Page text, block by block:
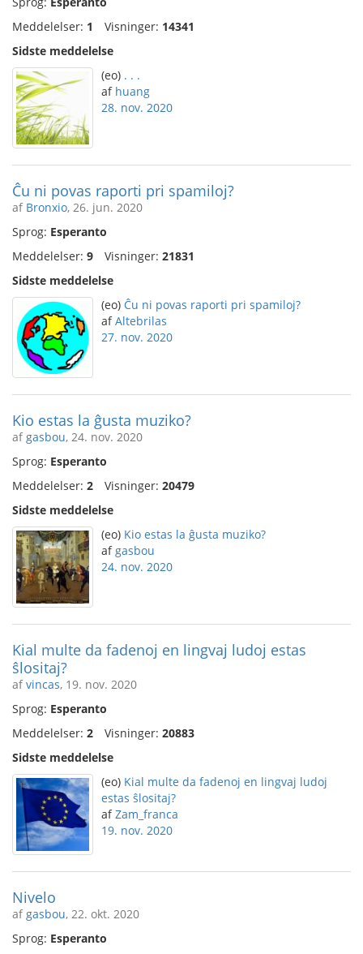
Meddelelser: 1 Visninger: 14341
Sidste meddelelse
(eo) . . .
af huang
28. nov. 2020
Ĉu ni povas raporti pri spamiloj?
af Bronxio, 26. jun. 2020
Sprog: Esperanto
Meddelelser: 9 Visninger: 21831
Sidste meddelelse
(eo) Ĉu ni povas raporti pri spamiloj?
afAltebrilas
27. nov. 2020
Kio estas la ĝusta muziko?
afgasbou, 24. nov. 2020
Sprog: Esperanto
Meddelelser: 2 Visninger: 20479
Sidste meddelelse
(eo) Kio estas la ĝusta muziko?
afgasbou
24. nov. 2020
Kial multe da fadenoj en lingvaj ludoj estas
ŝlositaj?
afvincas, 19. nov. 2020
Sprog: Esperanto
Meddelelser: 2 Visninger: 20883
Sidste meddelelse
(eo) Kial multe da fadenoj en lingvaj ludoj
estas ŝlositaj?
afZam_franca
19. nov. 2020
Nivelo
afgasbou, 22. okt. 2020
Sprog: Esperanto